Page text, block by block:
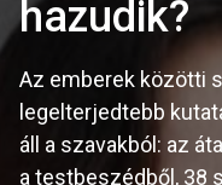
hazudik?
Az emberek közötti
legelterjedtebb
áll a szavakból: az
a testbeszédből, 38